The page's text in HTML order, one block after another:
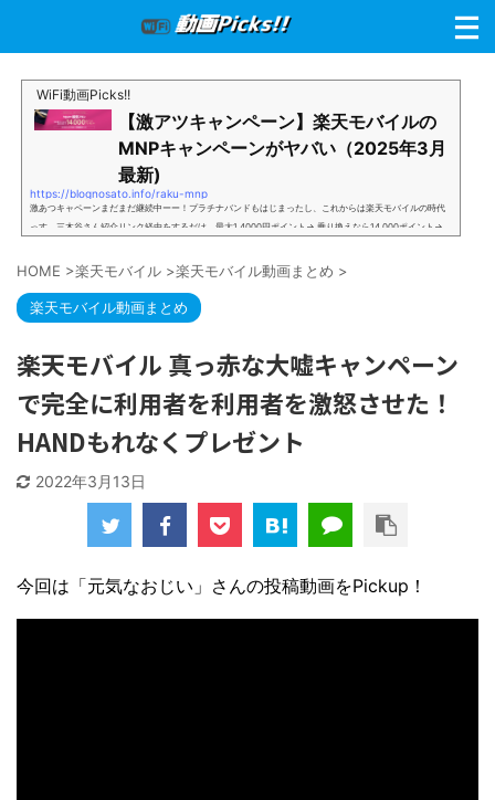
WiFi動画Picks!!
【激アツキャンペーン】楽天モバイルの
MNPキャンペーンがヤバい（2025年3月
最新)
https://blognosato.info/raku-mnp
激あつキャペーンまだまだ継続中ーー！プラチナバンドもはじまったし、これからは楽天モバイルの時代
っす。三木谷さん紹介リンク経由をするだけ。最大1,4000円ポイント→ 乗り換えなら14,000ポイント→
谷さんキャンペーン／2回線目以降でもOK再契約でもでもOK背水の陣の楽天モバイル。ついに「最後の賭
別招待ページから楽天モバイ...
HOME >楽天モバイル >楽天モバイル動画まとめ >
楽天モバイル動画まとめ
楽天モバイル 真っ赤な大嘘キャンペーン
で完全に利用者を利用者を激怒させた！
HANDもれなくプレゼント
2022年3月13日
今回は「元気なおじい」さんの投稿動画をPickup！